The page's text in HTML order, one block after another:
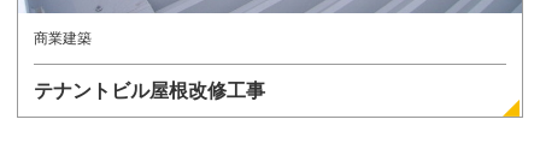
商業建築
テナントビル屋根改修工事